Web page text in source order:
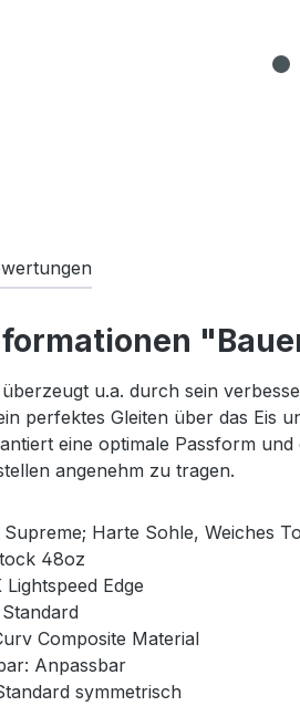
u.a. durch sein
perfektes Gleiten über das Eis
eine optimale Passform
angenehm zu tragen.
Harte Sohle, Weiches
48oz
Edge
Composite Material
Anpassbar
symmetrisch